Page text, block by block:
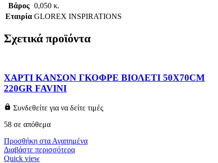
Βάρος 0,050 κ.
Εταιρία GLOREX INSPIRATIONS
Σχετικά προϊόντα
ΧΑΡΤΙ ΚΑΝΣΟΝ ΓΚΟΦΡΕ ΒΙΟΛΕΤΙ 50X70CM
220GR FAVINI
Συνδεθείτε για να δείτε τιμές
58 σε απόθεμα
Προσθήκη στα Αγαπημένα
Διαβάστε περισσότερα
Quick view